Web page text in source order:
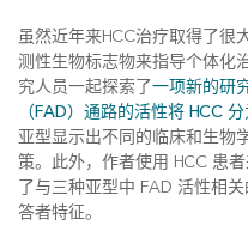
虽然近年来HCC治疗取得了很
测性生物标志物来指导个体化
究人员一起探索了一项新的研
（FAD）通路的活性将 HCC
亚型显示出不同的临床和生物
策。此外，作者使用 HCC 患
了与三种亚型中 FAD 活性相
答者特征。